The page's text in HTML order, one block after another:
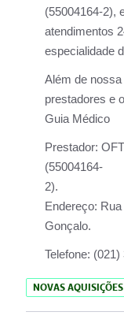
(55004164-2),
atendimentos
especialidade
Além de
prestadores e
Guia Médico
Prestador:
(55004164-
Endereço:
Gonçalo.
Telefone: (021)
NOVAS AQUISIÇÕES